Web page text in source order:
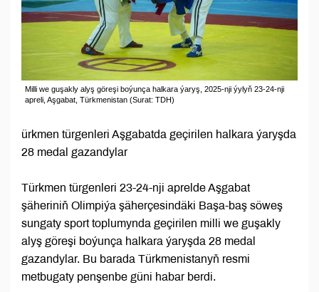
Milli we guşakly alyş göreşi boýunça halkara ýaryş, 2025-nji ýylyň 23-24-nji
apreli, Aşgabat, Türkmenistan (Surat: TDH)
ürkmen türgenleri Aşgabatda geçirilen halkara ýaryşda
28 medal gazandylar
Türkmen türgenleri 23-24-nji aprelde Aşgabat
şäheriniň Olimpiýa şäherçesindäki Başa-baş söweş
sungaty sport toplumynda geçirilen milli we guşakly
alyş göreşi boýunça halkara ýaryşda 28 medal
gazandylar. Bu barada Türkmenistanyň resmi
metbugaty penşenbe güni habar berdi.